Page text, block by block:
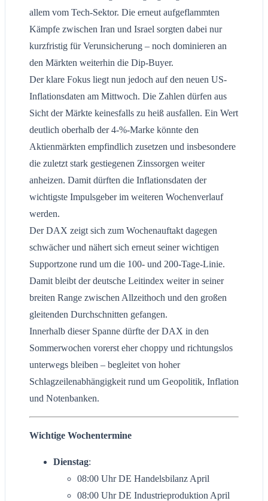
allem vom Tech-Sektor. Die erneut aufgeflammten
Kämpfe zwischen Iran und Israel sorgten dabei nur
kurzfristig für Verunsicherung – noch dominieren an
den Märkten weiterhin die Dip-Buyer.
Der klare Fokus liegt nun jedoch auf den neuen US-
Inflationsdaten am Mittwoch. Die Zahlen dürfen aus
Sicht der Märkte keinesfalls zu heiß ausfallen. Ein Wert
deutlich oberhalb der 4-%-Marke könnte den
Aktienmärkten empfindlich zusetzen und insbesondere
die zuletzt stark gestiegenen Zinssorgen weiter
anheizen. Damit dürften die Inflationsdaten der
wichtigste Impulsgeber im weiteren Wochenverlauf
werden.
Der DAX zeigt sich zum Wochenauftakt dagegen
schwächer und nähert sich erneut seiner wichtigen
Supportzone rund um die 100- und 200-Tage-Linie.
Damit bleibt der deutsche Leitindex weiter in seiner
breiten Range zwischen Allzeithoch und den großen
gleitenden Durchschnitten gefangen.
Innerhalb dieser Spanne dürfte der DAX in den
Sommerwochen vorerst eher choppy und richtungslos
unterwegs bleiben – begleitet von hoher
Schlagzeilenabhängigkeit rund um Geopolitik, Inflation
und Notenbanken.
Wichtige Wochentermine
Dienstag:
08:00 Uhr DE Handelsbilanz April
08:00 Uhr DE Industrieproduktion April